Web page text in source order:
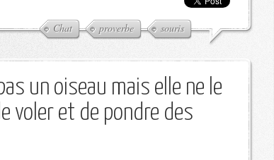
Chat proverbe souris
un oiseau mais elle ne le
voler et de pondre des